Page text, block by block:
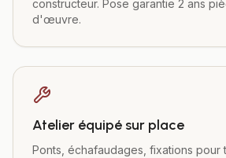
constructeur. Pose garantie 2 ans
d'œuvre.
Atelier équipé sur place
Ponts, échafaudages, fixations pour